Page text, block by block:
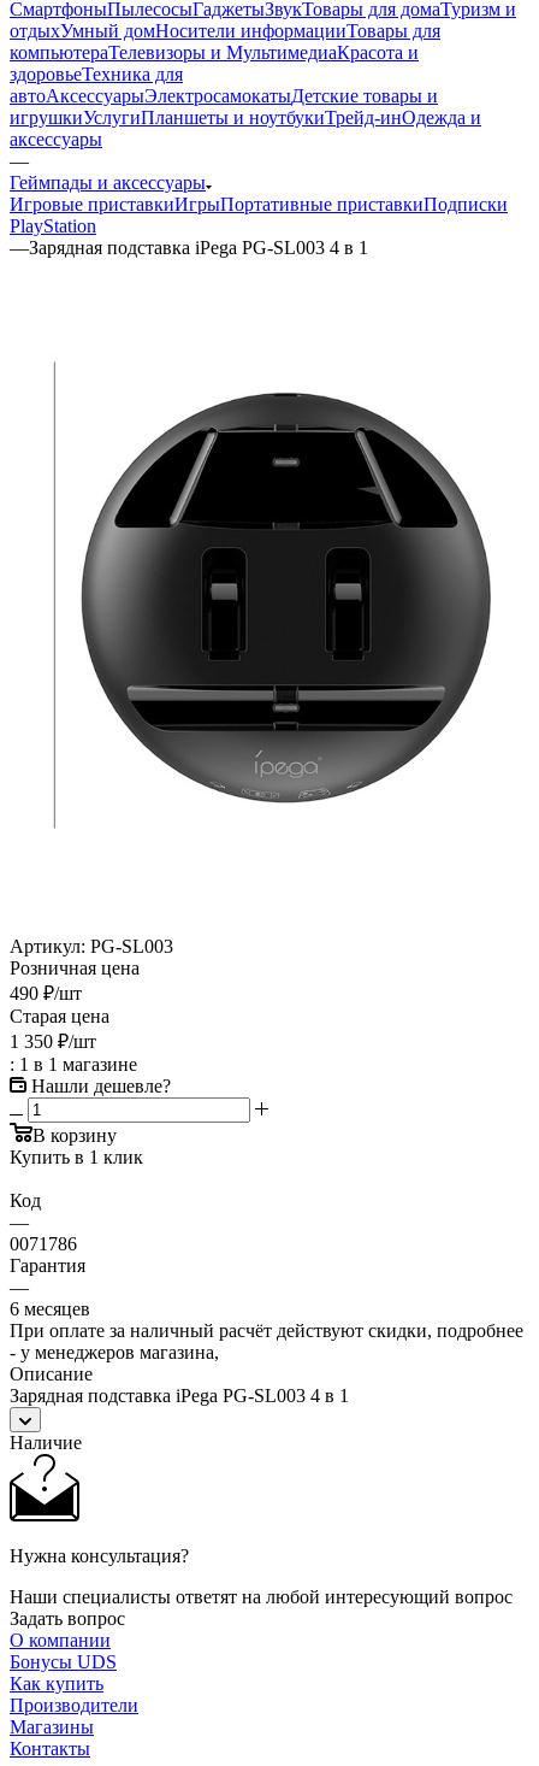
СмартфоныПылесосыГаджетыЗвукТовары для домаТуризм и
отдыхУмный домНосители информацииТовары для
компьютераТелевизоры и МультимедиаКрасота и
здоровьеТехника для
автоАксессуарыЭлектросамокатыДетские товары и
игрушкиУслугиПланшеты и ноутбукиТрейд-инОдежда и
аксессуары
—
Геймпады и аксессуары
Игровые приставкиИгрыПортативные приставкиПодписки
PlayStation
—Зарядная подставка iPega PG-SL003 4 в 1
Артикул: PG-SL003
Розничная цена
490 ₽/шт
Старая цена
1 350 ₽/шт
: 1 в 1 магазине
Нашли дешевле?
В корзину
Купить в 1 клик
Код
—
0071786
Гарантия
—
6 месяцев
При оплате за наличный расчёт действуют скидки, подробнее
- у менеджеров магазина,
Описание
Зарядная подставка iPega PG-SL003 4 в 1
Наличие
Нужна консультация?
Наши специалисты ответят на любой интересующий вопрос
Задать вопрос
О компании
Бонусы UDS
Как купить
Производители
Магазины
Контакты